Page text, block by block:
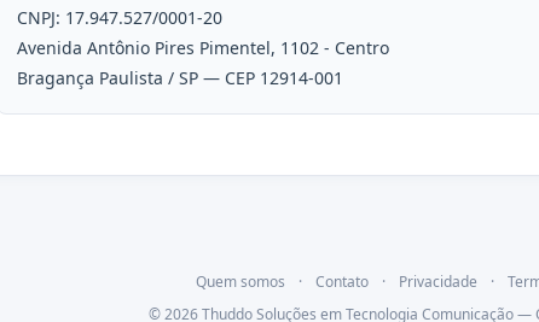
CNPJ: 17.947.527/0001-20
Avenida Antônio Pires Pimentel, 1102 - Centro
Bragança Paulista / SP — CEP 12914-001
Quem somos · Contato · Privacidade ·
© 2026 Thuddo Soluções em Tecnologia Comunicação —